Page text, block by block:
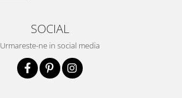
SOCIAL
Urmareste-ne in social media